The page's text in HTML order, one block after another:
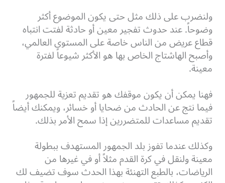
ولنضرب على ذلك مثل حتى يكون الموضوع أكثر
وضوحاً. عند حدوث تفجير معين أو حادثة لفتت انتباه
قطاع عريض من الناس خاصة على المستوى العالمي،
وأصبح الهاشتاج الخاص بها هو الأكثر شيوعاً لفترة
معينة.
فهنا يمكن أن يكون موقفك هو تقديم تعزية للجمهور
فيما نتج عن الحادث من ضحايا أو خسائر، ويمكنك أيضاً
تقديم مساعدات للمتضررين إذا سمح الأمر بذلك.
وكذلك عندما تفوز بلد الجمهور المستهدف ببطولة
معينة ولنقل في كرة القدم مثلاً أو في غيرها من
الرياضات، بالطبع التهنئة بهذا الحدث سوف تضيف لك